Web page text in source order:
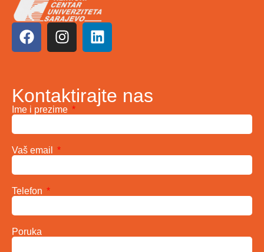
Kontaktirajte nas
Ime i prezime
Vaš email
Telefon
Poruka